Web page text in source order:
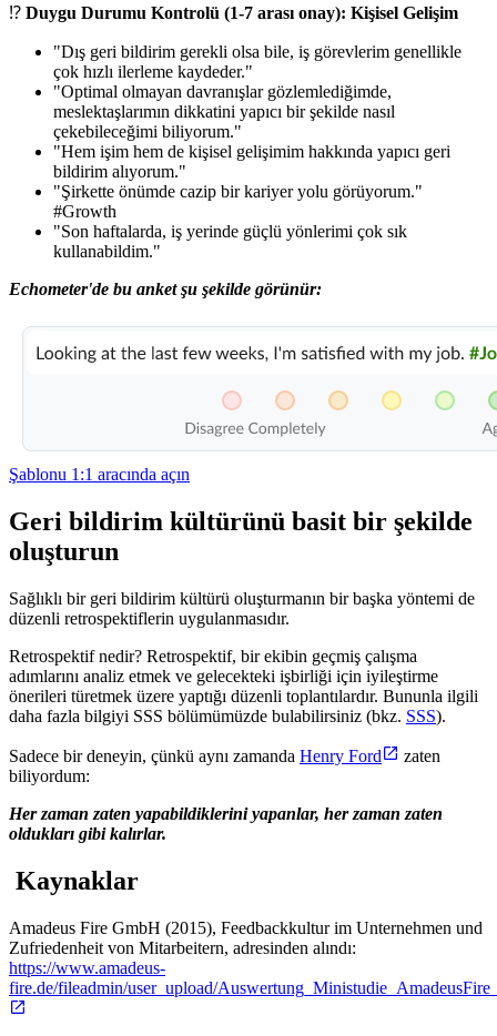
⁉️ Duygu Durumu Kontrolü (1-7 arası onay): Kişisel Gelişim
"Dış geri bildirim gerekli olsa bile, iş görevlerim genellikle
çok hızlı ilerleme kaydeder."
"Optimal olmayan davranışlar gözlemlediğimde,
meslektaşlarımın dikkatini yapıcı bir şekilde nasıl
çekebileceğimi biliyorum."
"Hem işim hem de kişisel gelişimim hakkında yapıcı geri
bildirim alıyorum."
"Şirkette önümde cazip bir kariyer yolu görüyorum."
#Growth
"Son haftalarda, iş yerinde güçlü yönlerimi çok sık
kullanabildim."
Echometer'de bu anket şu şekilde görünür:
Şablonu 1:1 aracında açın
Geri bildirim kültürünü basit bir şekilde
oluşturun
Sağlıklı bir geri bildirim kültürü oluşturmanın bir başka yöntemi de
düzenli retrospektiflerin uygulanmasıdır.
Retrospektif nedir? Retrospektif, bir ekibin geçmiş çalışma
adımlarını analiz etmek ve gelecekteki işbirliği için iyileştirme
önerileri türetmek üzere yaptığı düzenli toplantılardır. Bununla ilgili
daha fazla bilgiyi SSS bölümümüzde bulabilirsiniz (bkz. SSS).
Sadece bir deneyin, çünkü aynı zamanda Henry Ford
zaten
biliyordum:
Her zaman zaten yapabildiklerini yapanlar, her zaman zaten
oldukları gibi kalırlar.
Kaynaklar
Amadeus Fire GmbH (2015), Feedbackkultur im Unternehmen und
Zufriedenheit von Mitarbeitern, adresinden alındı:
https://www.amadeus-
fire.de/fileadmin/user_upload/